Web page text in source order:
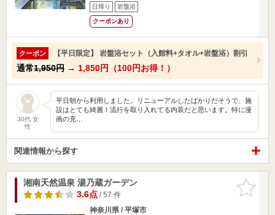
日帰り 岩盤浴
クーポンあり
クーポン 【平日限定】 岩盤浴セット（入館料+タオル+岩盤浴）割引
通常1,950円 → 1,850円（100円お得！）
30代 女
性
平日朝から利用しました。リニューアルしたばかりだそうで、施
設はとても綺麗！流行を取り入れてる内装だと思います。特に漫
画の充…
関連情報から探す
お気に入
りに追加
湘南天然温泉 湯乃蔵ガーデン
3.6点/ 57 件
神奈川県 / 平塚市